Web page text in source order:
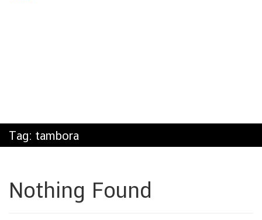
Tag: tambora
Nothing Found